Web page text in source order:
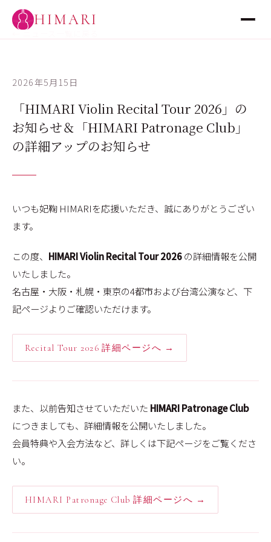
HIMARI
← ニュース一覧に戻る
2026年5月15日
「HIMARI Violin Recital Tour 2026」の
お知らせ＆「HIMARI Patronage Club」
の詳細アップのお知らせ
いつも妃鞠 HIMARIを応援いただき、誠にありがとうござい
ます。
この度、 HIMARI Violin Recital Tour 2026の詳細情報を公開
いたしました。
名古屋・大阪・札幌・東京の4都市および台湾公演など、下
記ページよりご確認いただけます。
Recital Tour 2026 詳細ページへ →
また、以前告知させていただいた HIMARI Patronage Club
につきましても、詳細情報を公開いたしました。
会員特典や入会方法など、詳しくは下記ページをご覧くださ
い。
HIMARI Patronage Club 詳細ページへ →